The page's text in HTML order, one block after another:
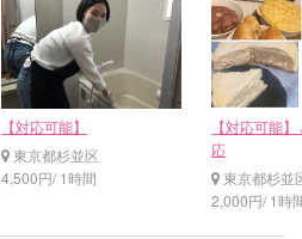
【対応可能】
東京都杉並区
4,500円/ 1時間
【対応可能
応
東京都杉並
2,000円/ 1時